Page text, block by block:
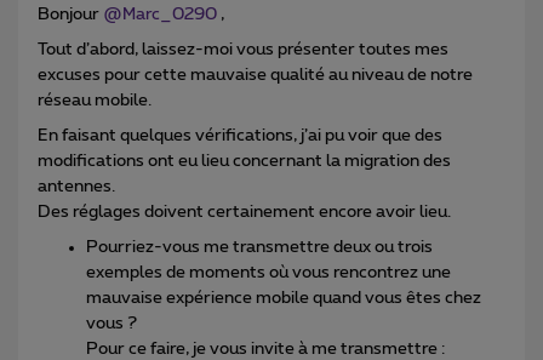
Bonjour @Marc_0290 ,
Tout d’abord, laissez-moi vous présenter toutes mes
excuses pour cette mauvaise qualité au niveau de notre
réseau mobile.
En faisant quelques vérifications, j’ai pu voir que des
modifications ont eu lieu concernant la migration des
antennes.
Des réglages doivent certainement encore avoir lieu.
Pourriez-vous me transmettre deux ou trois
exemples de moments où vous rencontrez une
mauvaise expérience mobile quand vous êtes chez
vous ?
Pour ce faire, je vous invite à me transmettre :